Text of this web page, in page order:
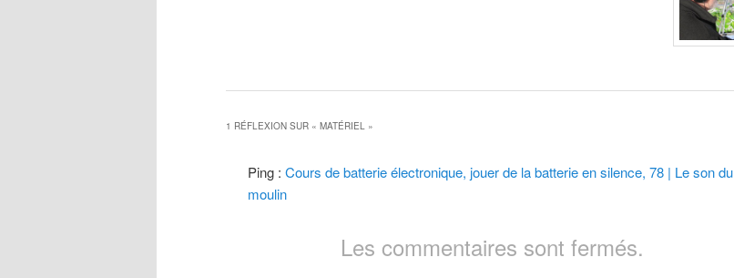
1 RÉFLEXION SUR « MATÉRIEL »
Ping :Cours de batterie électronique, jouer de la batterie en silence, 78 | Le son du
moulin
Les commentaires sont fermés.